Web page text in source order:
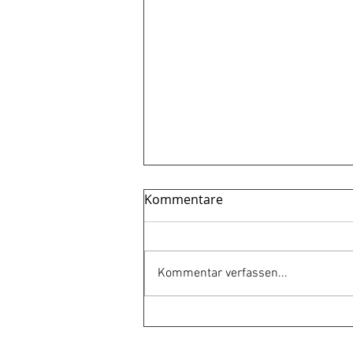
Gewagt!
Kommentare
Kommentar verfassen...